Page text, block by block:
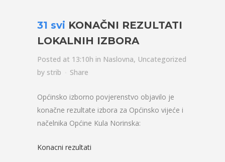
31 svi KONAČNI REZULTATI
LOKALNIH IZBORA
Posted at 13:10h in Naslovna, Uncategorized
by strib Share
Općinsko izborno povjerenstvo objavilo je
konačne rezultate izbora za Općinsko vijeće i
načelnika Općine Kula Norinska:
Konacni rezultati